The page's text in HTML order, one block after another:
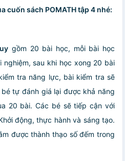
cuốn sách POMATH tập 4 nhé:
gồm 20 bài học, mỗi bài học
sau khi học xong 20 bài
tra năng lực, bài kiểm tra sẽ
tự đánh giá lại được khả năng
20 bài. Các bé sẽ tiếp cận với
động, thực hành và sáng tạo.
được thành thạo số đếm trong